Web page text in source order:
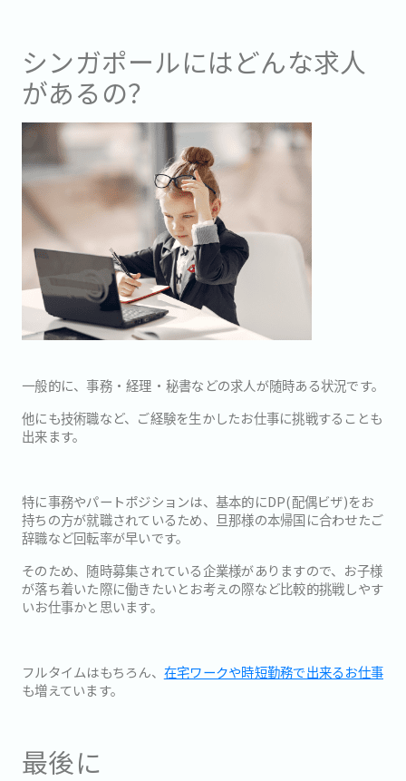
シンガポールにはどんな求人
があるの？
一般的に、事務・経理・秘書などの求人が随時ある状況です。
他にも技術職など、ご経験を生かしたお仕事に挑戦することも
出来ます。
特に事務やパートポジションは、基本的にDP(配偶ビザ)をお
持ちの方が就職されているため、旦那様の本帰国に合わせたご
辞職など回転率が早いです。
そのため、随時募集されている企業様がありますので、お子様
が落ち着いた際に働きたいとお考えの際など比較的挑戦しやす
いお仕事かと思います。
フルタイムはもちろん、 在宅ワークや時短勤務で出来るお仕事
も増えています。
最後に